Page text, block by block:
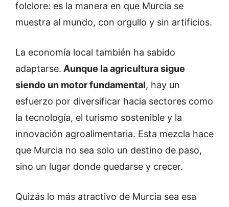
folclore: es la manera en que Murcia se
muestra al mundo, con orgullo y sin artificios.
La economía local también ha sabido
adaptarse. Aunque la agricultura sigue
siendo un motor fundamental, hay un
esfuerzo por diversificar hacia sectores como
la tecnología, el turismo sostenible y la
innovación agroalimentaria. Esta mezcla hace
que Murcia no sea solo un destino de paso,
sino un lugar donde quedarse y crecer.
Quizás lo más atractivo de Murcia sea esa